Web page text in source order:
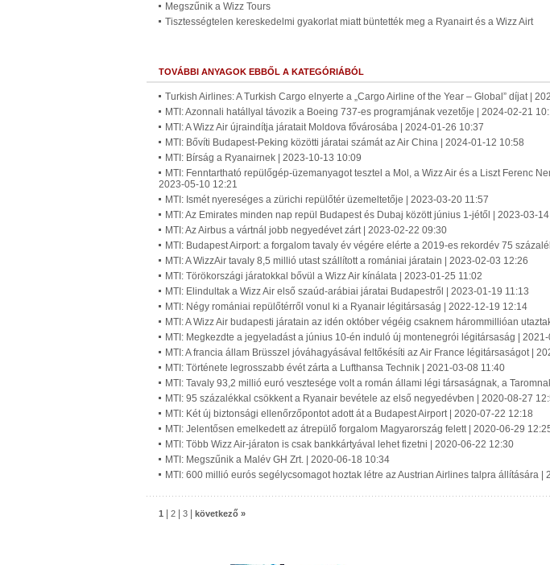
Megszűnik a Wizz Tours
Tisztességtelen kereskedelmi gyakorlat miatt büntették meg a Ryanairt és a Wizz Airt
TOVÁBBI ANYAGOK EBBŐL A KATEGÓRIÁBÓL
Turkish Airlines: A Turkish Cargo elnyerte a „Cargo Airline of the Year – Global” díjat |
MTI: Azonnali hatállyal távozik a Boeing 737-es programjának vezetője | 2024-02-21
MTI: A Wizz Air újraindítja járatait Moldova fővárosába | 2024-01-26 10:37
MTI: Bővíti Budapest-Peking közötti járatai számát az Air China | 2024-01-12 10:58
MTI: Bírság a Ryanairnek | 2023-10-13 10:09
MTI: Fenntartható repülőgép-üzemanyagot tesztel a Mol, a Wizz Air és a Liszt Ferenc
2023-05-10 12:21
MTI: Ismét nyereséges a zürichi repülőtér üzemeltetője | 2023-03-20 11:57
MTI: Az Emirates minden nap repül Budapest és Dubaj között június 1-jétől | 2023-03-
MTI: Az Airbus a vártnál jobb negyedévet zárt | 2023-02-22 09:30
MTI: Budapest Airport: a forgalom tavaly év végére elérte a 2019-es rekordév 75
MTI: A WizzAir tavaly 8,5 millió utast szállított a romániai járatain | 2023-02-03 12:26
MTI: Törökországi járatokkal bővül a Wizz Air kínálata | 2023-01-25 11:02
MTI: Elindultak a Wizz Air első szaúd-arábiai járatai Budapestről | 2023-01-19 11:13
MTI: Négy romániai repülőtérről vonul ki a Ryanair légitársaság | 2022-12-19 12:14
MTI: A Wizz Air budapesti járatain az idén október végéig csaknem hárommillióan
MTI: Megkezdte a jegyeladást a június 10-én induló új montenegrói légitársaság |
MTI: A francia állam Brüsszel jóváhagyásával feltőkésíti az Air France légitársaságot |
MTI: Története legrosszabb évét zárta a Lufthansa Technik | 2021-03-08 11:40
MTI: Tavaly 93,2 millió euró vesztesége volt a román állami légi társaságnak, a
MTI: 95 százalékkal csökkent a Ryanair bevétele az első negyedévben | 2020-08-27
MTI: Két új biztonsági ellenőrzőpontot adott át a Budapest Airport | 2020-07-22 12:18
MTI: Jelentősen emelkedett az átrepülő forgalom Magyarország felett | 2020-06-29
MTI: Több Wizz Air-járaton is csak bankkártyával lehet fizetni | 2020-06-22 12:30
MTI: Megszűnik a Malév GH Zrt. | 2020-06-18 10:34
MTI: 600 millió eurós segélycsomagot hoztak létre az Austrian Airlines talpra állítására |
1 2 3 következő »